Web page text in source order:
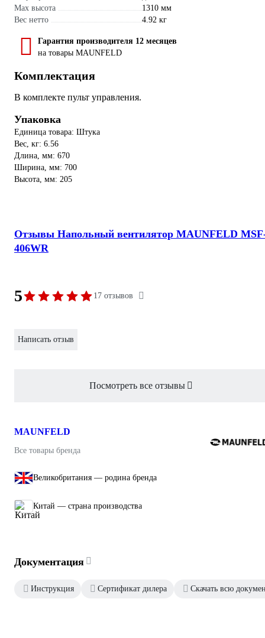
Max высота
1310 мм
Вес нетто
4.92 кг
Гарантия производителя 12 месяцев
на товары MAUNFELD
Комплектация
В комплекте пульт управления.
Упаковка
Единица товара: Штука
Вес, кг: 6.56
Длина, мм: 670
Ширина, мм: 700
Высота, мм: 205
Отзывы Напольный вентилятор MAUNFELD
406WR
5 17 отзывов
Написать отзыв
Посмотреть все отзывы
MAUNFELD
Все товары бренда
Великобритания — родина бренда
Китай — страна производства
Документация
Инструкция Сертификат дилера Скачать всю